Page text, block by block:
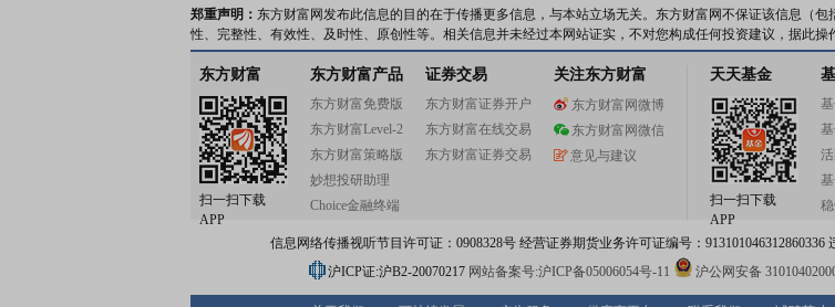
郑重声明： 东方财富网发布此信息的目的在于传播更多信息，与本站立场无关。东方财富网不保证该信息（
性、完整性、有效性、及时性、原创性等。相关信息并未经过本网站证实，不对您构成任何投资建议，据此操
东方财富
扫一扫下载
APP
东方财富产品
东方财富免费版
东方财富Level-2
东方财富策略版
妙想投研助理
Choice金融终端
证券交易
东方财富证券开户
东方财富在线交易
东方财富证券交易
关注东方财富
东方财富网微博
东方财富网微信
意见与建议
天天基金
扫一扫下载
APP
信息网络传播视听节目许可证：0908328号 经营证券期货业务许可证编号：913101046312860336
沪ICP证:沪B2-20070217 网站备案号:沪ICP备05006054号-11 沪公网安备